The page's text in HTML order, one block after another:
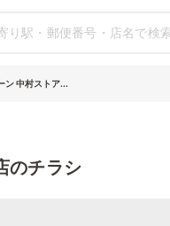
ン 中村ストア...
のチラシ